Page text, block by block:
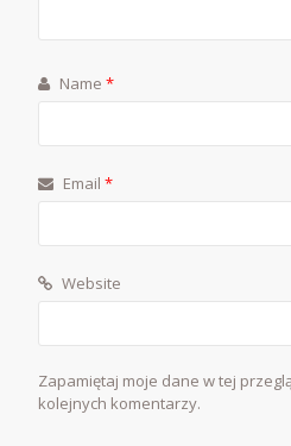
Name*
Email*
Website
Zapamiętaj moje dane w tej
kolejnych komentarzy.